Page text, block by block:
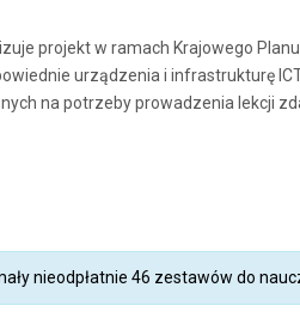
projekt w ramach Krajowego
urządzenia i infrastrukturę
na potrzeby prowadzenia lekcji
nieodpłatnie 46 zestawów do